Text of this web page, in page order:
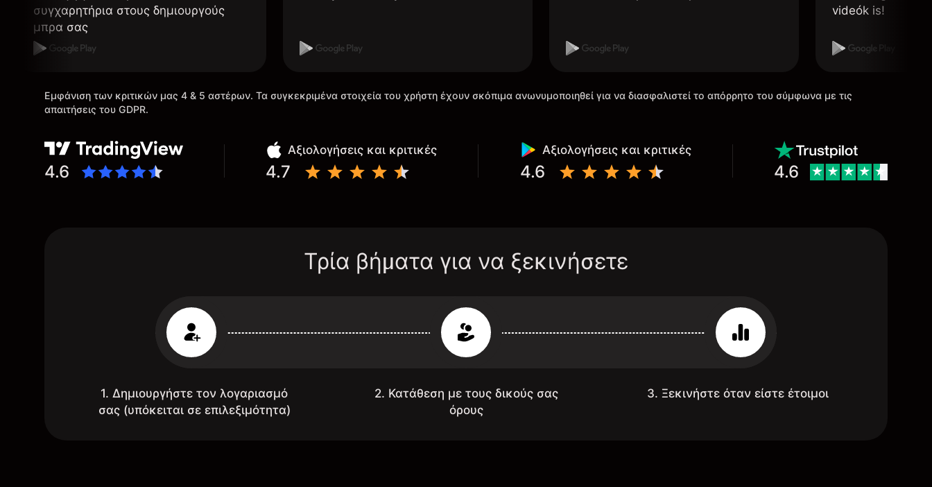
συγχαρητήρια στους δημιουργούς
μπρα σας
videók is!
Εμφάνιση των κριτικών μας 4 & 5 αστέρων. Τα συγκεκριμένα στοιχεία του χρήστη έχουν σκόπιμα ανωνυμοποιηθεί για να διασφαλιστεί το απόρρητο του σύμφωνα με τις
απαιτήσεις του GDPR.
4.6
Αξιολογήσεις και κριτικές
4.7
Αξιολογήσεις και κριτικές
4.6 4.6
Τρία βήματα για να ξεκινήσετε
1. Δημιουργήστε τον λογαριασμό
σας (υπόκειται σε επιλεξιμότητα)
2. Κατάθεση με τους δικούς σας
όρους
3. Ξεκινήστε όταν είστε έτοιμοι